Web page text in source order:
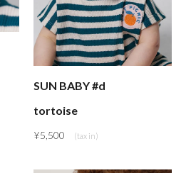
SUN BABY #d
tortoise
¥5,500